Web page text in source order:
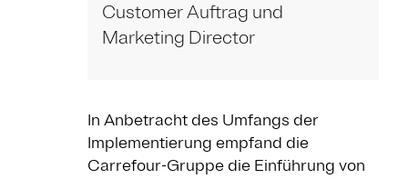
Customer Auftrag und
Marketing Director
In Anbetracht des Umfangs der
Implementierung empfand die
Carrefour-Gruppe die Einführung von